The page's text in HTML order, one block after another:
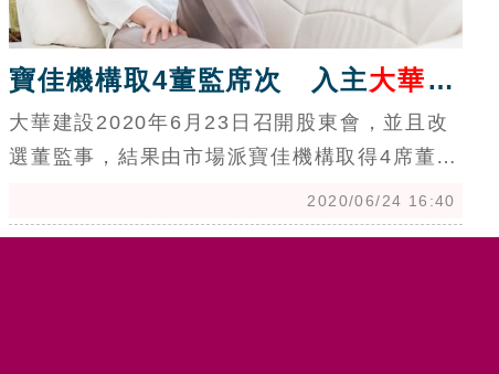
寶佳機構取4董監席次 入主大華建
設
大華建設2020年6月23日召開股東會，並且改
選董監事，結果由市場派寶佳機構取得4席董監
席次，大華建設僅取得3席董監席次，正式宣告
市場派取得大華建設經營權，在新任董監事結
2020/06/24 16:40